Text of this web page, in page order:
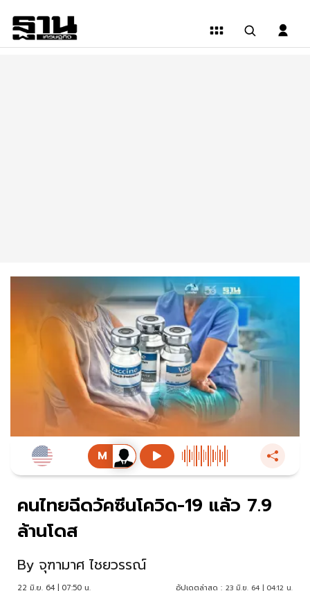
คนไทยฉีดวัคซีนโควิด-19 แล้ว 7.9
ล้านโดส
By จุฑามาศ ไชยวรรณ์
22 มิ.ย. 64 | 07:50 น. อัปเดตล่าสุด : 23 มิ.ย. 64 | 04:12 น.